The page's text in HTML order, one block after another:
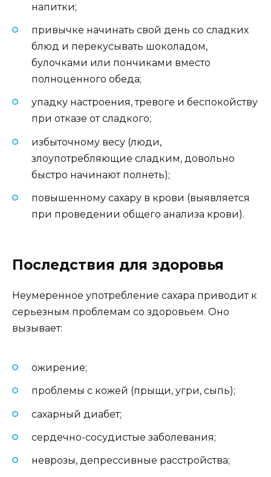
напитки;
привычке начинать свой день со сладких
блюд и перекусывать шоколадом,
булочками или пончиками вместо
полноценного обеда;
упадку настроения, тревоге и беспокойству
при отказе от сладкого;
избыточному весу (люди,
злоупотребляющие сладким, довольно
быстро начинают полнеть);
повышенному сахару в крови (выявляется
при проведении общего анализа крови).
Последствия для здоровья
Неумеренное употребление сахара приводит к
серьезным проблемам со здоровьем. Оно
вызывает:
ожирение;
проблемы с кожей (прыщи, угри, сыпь);
сахарный диабет;
сердечно-сосудистые заболевания;
неврозы, депрессивные расстройства;